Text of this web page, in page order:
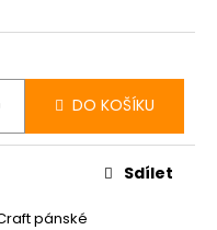
DO KOŠÍKU
pánské
Sdílet